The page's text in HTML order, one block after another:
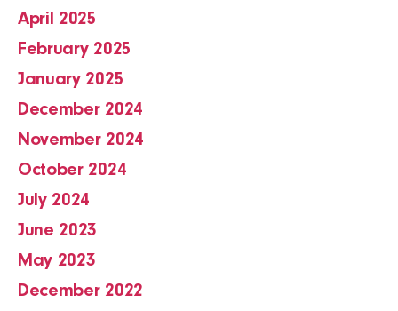
April 2025
February 2025
January 2025
December 2024
November 2024
October 2024
July 2024
June 2023
May 2023
December 2022